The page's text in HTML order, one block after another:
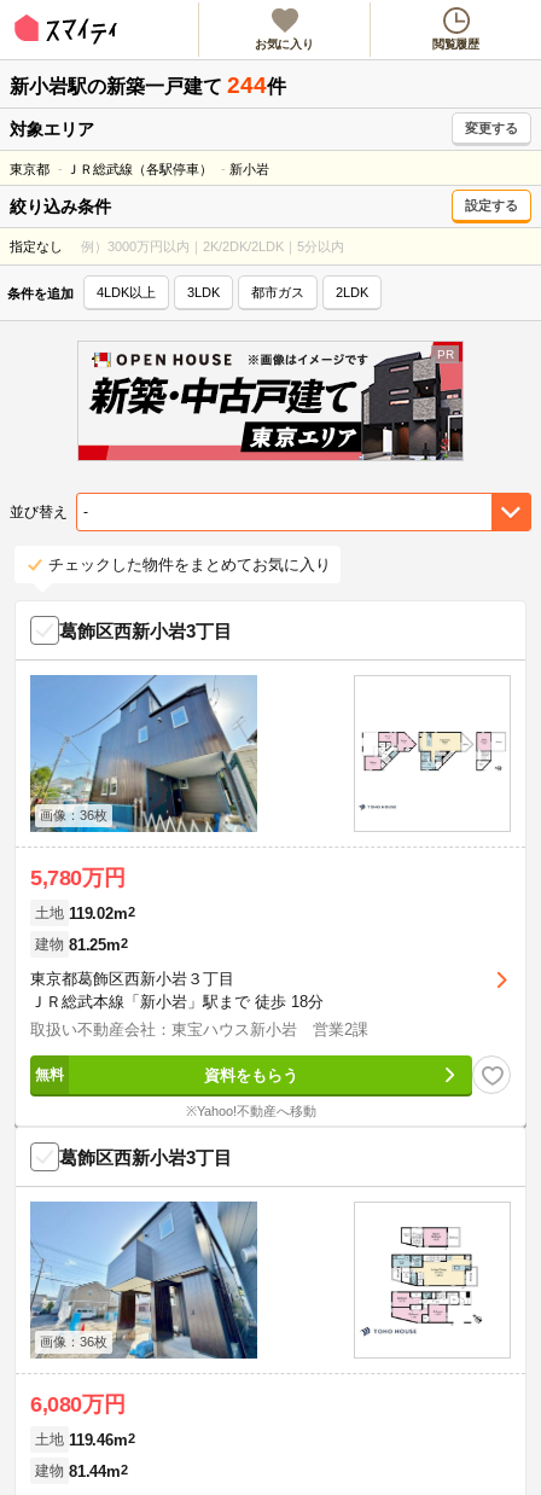
お気に入り 閲覧履歴
新小岩駅の新築一戸建て 244件
対象エリア 変更する
東京都 ＪＲ総武線（各駅停車） 新小岩
絞り込み条件 設定する
指定なし 例）3000万円以内｜2K/2DK/2LDK｜5分以内
条件を追加 4LDK以上 3LDK 都市ガス 2LDK
並び替え
チェックした物件をまとめてお気に入り
葛飾区西新小岩3丁目
画像：36枚
5,780万円
土地 119.02m2
建物 81.25m2
東京都葛飾区西新小岩３丁目
ＪＲ総武本線「新小岩」駅まで 徒歩 18分
取扱い不動産会社：東宝ハウス新小岩 営業2課
資料をもらう
※Yahoo!不動産へ移動
葛飾区西新小岩3丁目
画像：36枚
6,080万円
土地 119.46m2
建物 81.44m2